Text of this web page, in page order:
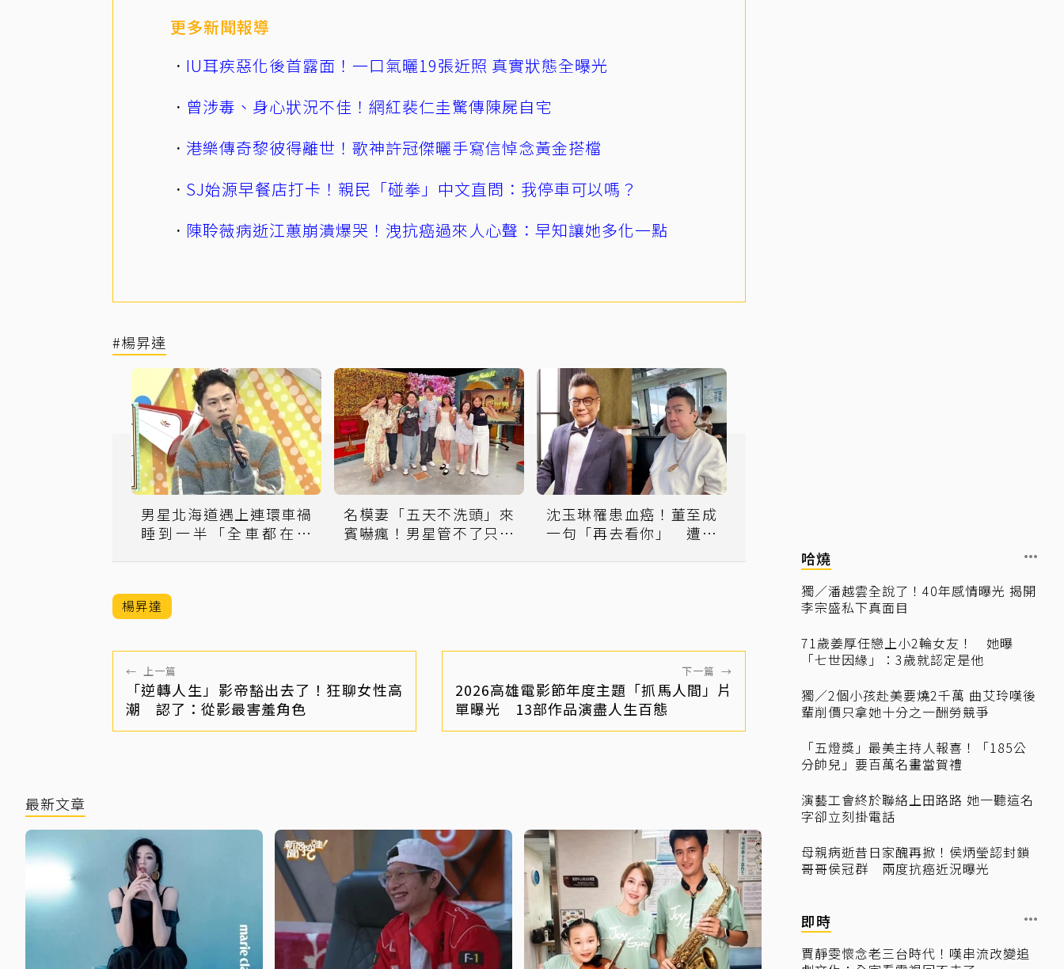
更多新聞報導
IU耳疾惡化後首露面！一口氣曬19張近照 真實狀態全曝光
曾涉毒、身心狀況不佳！網紅裴仁圭驚傳陳屍自宅
港樂傳奇黎彼得離世！歌神許冠傑曬手寫信悼念黃金搭檔
SJ始源早餐店打卡！親民「碰拳」中文直問：我停車可以嗎？
陳聆薇病逝江蕙崩潰爆哭！洩抗癌過來人心聲：早知讓她多化一點
#楊昇達
男星北海道遇上連環車禍
睡到一半「全車都在尖
名模妻「五天不洗頭」來
賓嚇瘋！男星管不了只好
沈玉琳罹患血癌！董至成
一句「再去看你」 遭酸
楊昇達
← 上一篇
「逆轉人生」影帝豁出去了！狂聊女性高
潮 認了：從影最害羞角色
下一篇 →
2026高雄電影節年度主題「抓馬人間」片
單曝光 13部作品演盡人生百態
最新文章
哈燒
獨／潘越雲全說了！40年感情曝光 揭開
李宗盛私下真面目
71歲姜厚任戀上小2輪女友！ 她曝
「七世因緣」：3歲就認定是他
獨／2個小孩赴美要燒2千萬 曲艾玲嘆後
輩削價只拿她十分之一酬勞競爭
「五燈獎」最美主持人報喜！「185公
分帥兒」要百萬名畫當賀禮
演藝工會終於聯絡上田路路 她一聽這名
字卻立刻掛電話
母親病逝昔日家醜再掀！侯炳瑩認封鎖
哥哥侯冠群 兩度抗癌近況曝光
即時
賈靜雯懷念老三台時代！嘆串流改變追